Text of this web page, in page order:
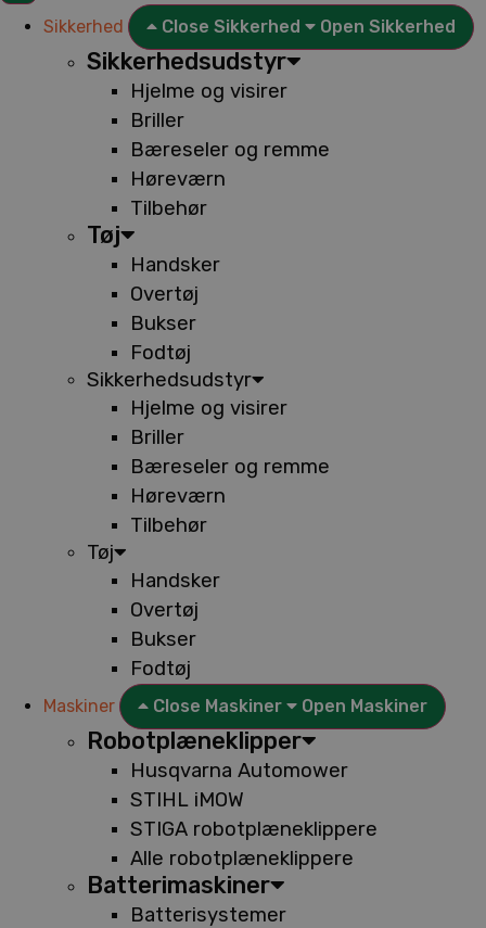
Sikkerhed Close Sikkerhed Open Sikkerhed
Sikkerhedsudstyr
Hjelme og visirer
Briller
Bæreseler og remme
Høreværn
Tilbehør
Tøj
Handsker
Overtøj
Bukser
Fodtøj
Sikkerhedsudstyr
Hjelme og visirer
Briller
Bæreseler og remme
Høreværn
Tilbehør
Tøj
Handsker
Overtøj
Bukser
Fodtøj
Maskiner Close Maskiner Open Maskiner
Robotplæneklipper
Husqvarna Automower
STIHL iMOW
STIGA robotplæneklippere
Alle robotplæneklippere
Batterimaskiner
Batterisystemer